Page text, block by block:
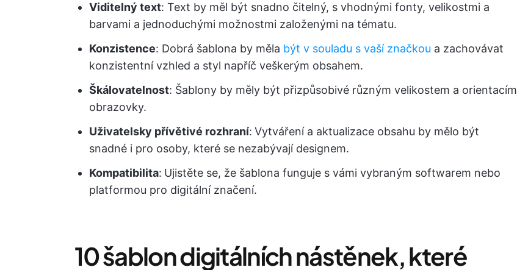
Viditelný text: Text by měl být snadno čitelný, s vhodnými fonty, velikostmi a
barvami a jednoduchými možnostmi založenými na tématu.
Konzistence: Dobrá šablona by měla být v souladu s vaší značkou a zachovávat
konzistentní vzhled a styl napříč veškerým obsahem.
Škálovatelnost: Šablony by měly být přizpůsobivé různým velikostem a orientacím
obrazovky.
Uživatelsky přívětivé rozhraní: Vytváření a aktualizace obsahu by mělo být
snadné i pro osoby, které se nezabývají designem.
Kompatibilita: Ujistěte se, že šablona funguje s vámi vybraným softwarem nebo
platformou pro digitální značení.
10 šablon digitálních nástěnek, které